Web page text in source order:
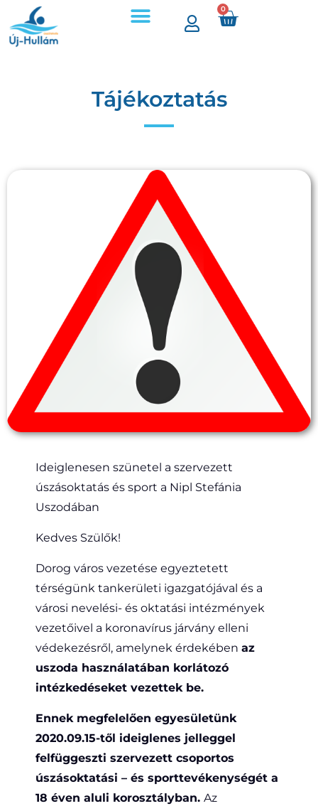
0
Tájékoztatás
Ideiglenesen szünetel a szervezett
úszásoktatás és sport a Nipl Stefánia
Uszodában
Kedves Szülők!
Dorog város vezetése egyeztetett
térségünk tankerületi igazgatójával és a
városi nevelési- és oktatási intézmények
vezetőivel a koronavírus járvány elleni
védekezésről, amelynek érdekében az
uszoda használatában korlátozó
intézkedéseket vezettek be.
Ennek megfelelően egyesületünk
2020.09.15-től ideiglenes jelleggel
felfüggeszti szervezett csoportos
úszásoktatási – és sporttevékenységét a
18 éven aluli korosztályban. Az